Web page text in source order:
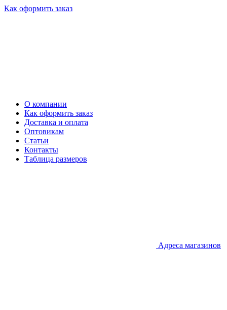
Как оформить заказ
О компании
Как оформить заказ
Доставка и оплата
Оптовикам
Статьи
Контакты
Таблица размеров
Адреса магазинов